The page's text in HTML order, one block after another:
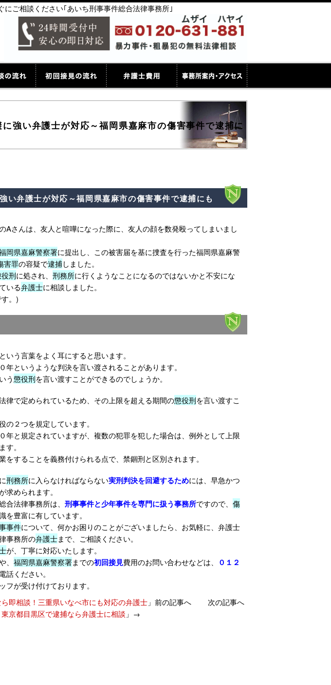
ご相談ください｢あいち刑事事件総合法律事務所｣
強い弁護士が対応～福岡県嘉麻市の傷害事件で逮捕に
い弁護士が対応～福岡県嘉麻市の傷害事件で逮捕にも
Aさんは、友人と喧嘩になった際に、友人の顔を数発殴ってしまいまし
岡県嘉麻警察署に提出し、この被害届を基に捜査を行った福岡県嘉麻警
害罪の容疑で逮捕しました。
刑に処され、 刑務所に行くようなことになるのではないかと不安にな
いる弁護士に相談しました。
。)
いう言葉をよく耳にすると思います。
年というような判決を言い渡されることがあります。
う懲役刑を言い渡すことができるのでしょうか。
律で定められているため、その上限を超える期間の懲役刑を言い渡すこ
２つを規定しています。
年と規定されていますが、複数の犯罪を犯した場合は、例外として上限
す。
をすることを義務付けられる点で、禁錮刑と区別されます。
刑務所に入らなければならない実刑判決を回避するためには、早急かつ
求められます。
合法律事務所は、 刑事事件と少年事件を専門に扱う事務所ですので、 傷
を豊富に有しています。
事件について、何かお困りのことがございましたら、お気軽に、弁護士
事務所の弁護士まで、ご相談ください。
が、丁寧に対応いたします。
、 福岡県嘉麻警察署までの初回接見費用のお問い合わせなどは、
０１２
話ください。
フが受け付けております。
即相談！三重県いなべ市にも対応の弁護士 」前の記事へ 次の記事へ
東京都目黒区で逮捕なら弁護士に相談 」→